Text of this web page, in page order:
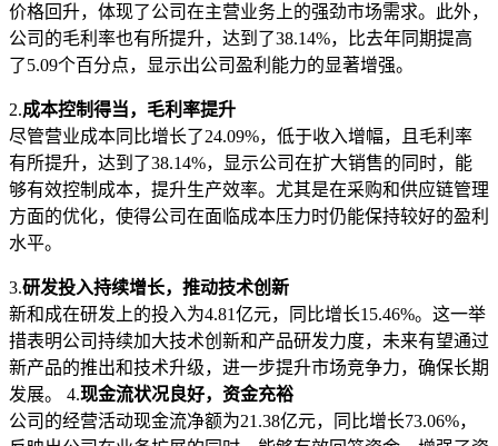
价格回升，体现了公司在主营业务上的强劲市场需求。此外，
公司的毛利率也有所提升，达到了38.14%，比去年同期提高
了5.09个百分点，显示出公司盈利能力的显著增强。
2.成本控制得当，毛利率提升
尽管营业成本同比增长了24.09%，低于收入增幅，且毛利率
有所提升，达到了38.14%，显示公司在扩大销售的同时，能
够有效控制成本，提升生产效率。尤其是在采购和供应链管理
方面的优化，使得公司在面临成本压力时仍能保持较好的盈利
水平。
3.研发投入持续增长，推动技术创新
新和成在研发上的投入为4.81亿元，同比增长15.46%。这一举
措表明公司持续加大技术创新和产品研发力度，未来有望通过
新产品的推出和技术升级，进一步提升市场竞争力，确保长期
发展。 4.现金流状况良好，资金充裕
公司的经营活动现金流净额为21.38亿元，同比增长73.06%，